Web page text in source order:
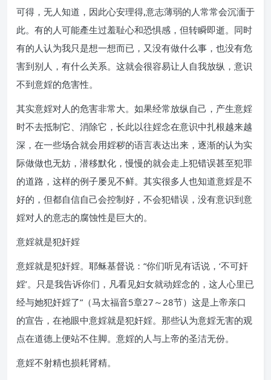
可得，无人知道，因此心安理得,意志薄弱的人常常会沉湎于
此。有的人可能產生过羞耻心和恐惧感，但转瞬即逝。同时
有的人认为我只是想一想而已，又没有做什么事，也没有危
害到别人，有什么关系。这就会很容易让人自我放纵，意识
不到意婬的危害性。
其实意婬对人的危害非常大。如果经常放纵自己，产生意婬
时不去抵制它、消除它，长此以往婬念在意识中扎根越来越
深，在一些场合就会用婬秽的语言表达出来，逐渐的认为实
际做做也无妨，潜移默化，慢慢的就会走上犯错误甚至犯罪
的道路，这样的例子屡见不鲜。其实很多人也知道意婬是不
好的，但都自信自己会控制好，不会犯错误，没有意识到意
婬对人的意志的腐蚀性是巨大的。
意婬就是犯奸婬
意婬就是犯奸婬。耶稣基督说：“你们听见有话说，‘不可奸
婬’。只是我告诉你们，凡看见妇女就动婬念的，这人心里已
经与她犯奸婬了”（马太福音5章27～28节）这是上帝亲口
的宣告，在祂眼中意婬就是犯奸婬。那些认为意婬无害的观
点在道德上便站不住脚。意婬的人与上帝的圣洁无份。
意婬不射精也损耗肾精。